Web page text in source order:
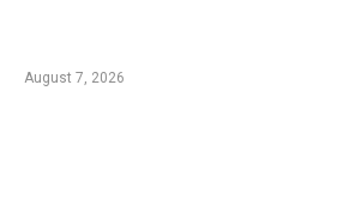
August 7, 2026